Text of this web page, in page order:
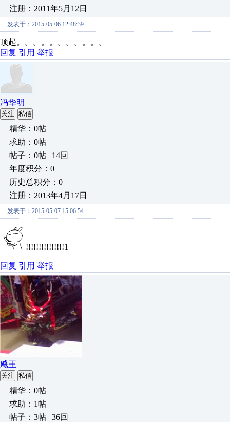
注册：2011年5月12日
发表于：2015-05-06 12:48:39
顶起。。。。。。。。。。。
回复 引用 举报
冯华明
关注 私信
精华：0帖
求助：0帖
帖子：0帖 | 14回
年度积分：0
历史总积分：0
注册：2013年4月17日
发表于：2015-05-07 15:06:54
!!!!!!!!!!!!!!!1
回复 引用 举报
飚王
关注 私信
精华：0帖
求助：1帖
帖子：3帖 | 36回